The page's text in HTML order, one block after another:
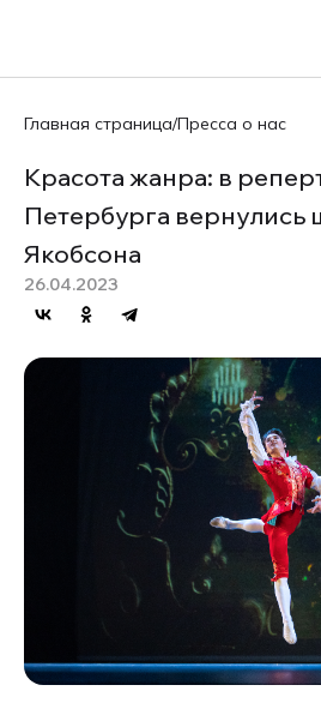
Главная страница/Пресса о нас
Красота жанра: в
Петербурга вернулись
Якобсона
26.04.2023